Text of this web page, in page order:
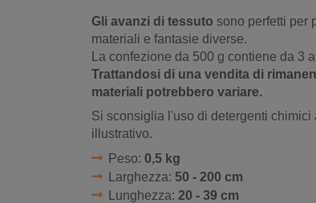
Gli avanzi di tessuto sono perfetti per
materiali e fantasie diverse.
La confezione da 500 g contiene da 3
Trattandosi di una vendita di
materiali potrebbero variare.
Si sconsiglia l'uso di detergenti
illustrativo.
Peso: 0,5 kg
Larghezza: 50 - 200 cm
Lunghezza: 20 - 39 cm